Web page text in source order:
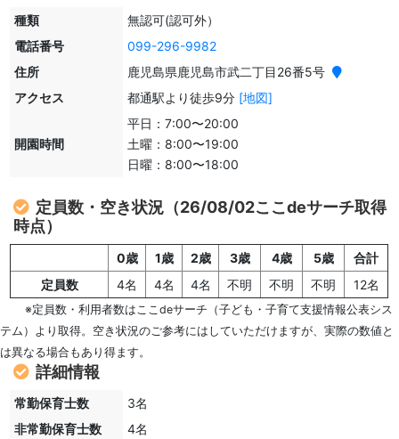
種類
無認可(認可外）
電話番号
099-296-9982
住所
鹿児島県鹿児島市武二丁目26番5号
アクセス
都通駅より徒歩9分 [地図]
開園時間
平日：7:00〜20:00
土曜：8:00〜19:00
日曜：8:00〜18:00
定員数・空き状況（26/08/02ここdeサーチ取得
時点）
0歳 1歳 2歳 3歳 4歳 5歳
合計
定員数
4名 4名 4名 不明 不明 不明 12名
※定員数・利用者数はここdeサーチ（子ども・子育て支援情報公表シス
テム）より取得。空き状況のご参考にはしていただけますが、実際の数値と
は異なる場合もあり得ます。
詳細情報
常勤保育士数
3名
非常勤保育士数
4名